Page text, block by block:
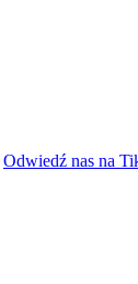
Odwiedź nas na